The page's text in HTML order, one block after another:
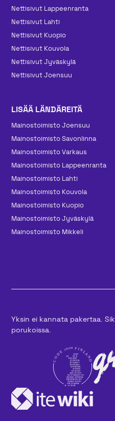
Nettisivut Lappeenranta
Nettisivut Lahti
Nettisivut Kuopio
Nettisivut Kouvola
Nettisivut Jyväskylä
Nettisivut Joensuu
LISÄÄ LÄNDÄREITÄ
Mainos­toimisto Joensuu
Mainos­toimisto Savonlinna
Mainos­toimisto Varkaus
Mainos­toimisto Lappeenranta
Mainos­toimisto Lahti
Mainos­toimisto Kouvola
Mainos­toimisto Kuopio
Mainos­toimisto Jyväskylä
Mainos­toimisto Mikkeli
Yksin ei kannata pakertaa.
porukoissa.